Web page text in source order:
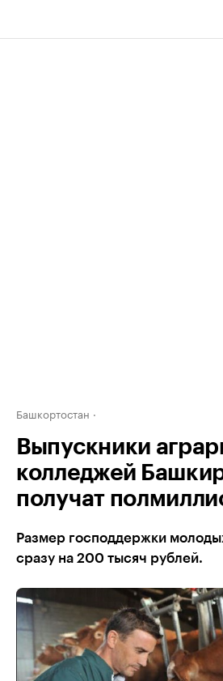
Башкортостан
Выпускники
колледжей
получат
Размер господдержки
сразу на 200 тысяч рублей.